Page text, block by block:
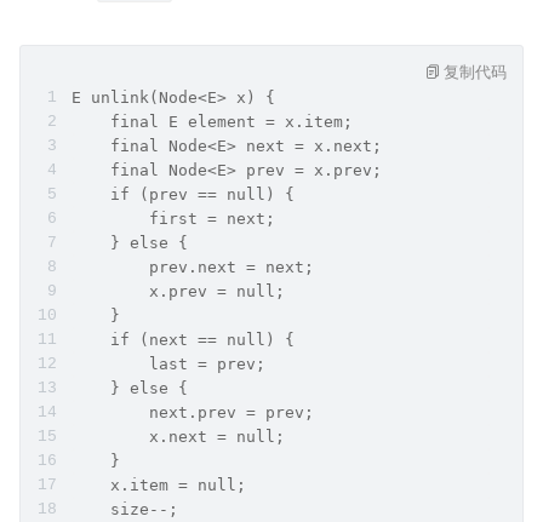
E unlink(Node<E> x) {
    final E element = x.item;
    final Node<E> next = x.next;
    final Node<E> prev = x.prev;
    if (prev == null) {
        first = next;
    } else {
        prev.next = next;
        x.prev = null;
    }
    if (next == null) {
        last = prev;
    } else {
        next.prev = prev;
        x.next = null;
    }
    x.item = null;
    size--;
复制代码